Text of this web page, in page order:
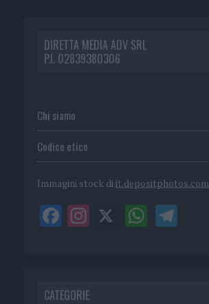
DIRETTA MEDIA ADV SRL
P.I. 02839380306
Chi siamo
Codice etico
Immagini stock di it.depositphotos.com
CATEGORIE